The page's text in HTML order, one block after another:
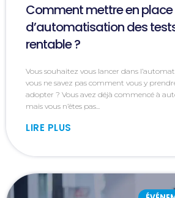
Comment mettre en
d’automatisation des
rentable ?
Vous souhaitez vous lancer dans
vous ne savez pas comment vous y
adopter ? Vous avez déjà commencé à
mais vous n’êtes pas...
LIRE PLUS